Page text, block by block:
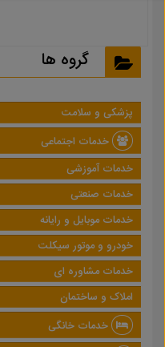
گروه ها
پزشکی و سلامت
خدمات اجتماعی
خدمات آموزشی
خدمات صنعتی
خدمات موبایل و رایانه
خودرو و موتور سیکلت
خدمات مشاوره ای
املاک و ساختمان
خدمات خانگی